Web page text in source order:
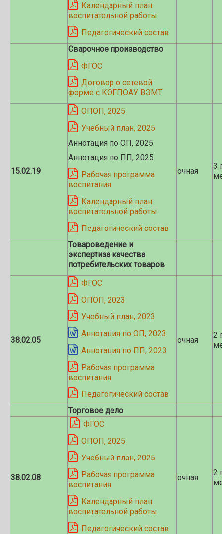
Календарный план
воспитательной работы
Педагогический состав
Сварочное производство
ФГОС
Договор о сетевой
форме с КОГПОАУ ВЭМТ
15.02.19
ОПОП, 2025
Учебный план, 2025
Аннотация по ОП, 2025
Аннотация по ПП, 2025
Рабочая программа
воспитания
Календарный план
воспитательной работы
Педагогический состав
очная
3
Товароведение и
экспертиза качества
потребительских товаров
38.02.05
ФГОС
ОПОП, 2023
Учебный план, 2023
Аннотация по ОП, 2023
Аннотация по ПП, 2023
Рабочая программа
воспитания
Педагогический состав
очная
2
Торговое дело
38.02.08
ФГОС
ОПОП, 2025
Учебный план, 2025
Рабочая программа
воспитания
Календарный план
воспитательной работы
Педагогический состав
очная
2